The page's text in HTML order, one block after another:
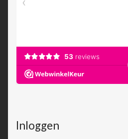
Inloggen